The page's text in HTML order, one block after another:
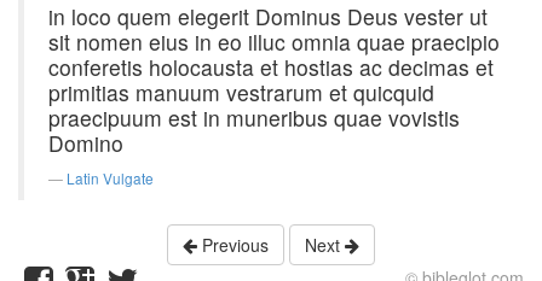
in loco quem elegerit Dominus Deus vester ut
sit nomen eius in eo illuc omnia quae praecipio
conferetis holocausta et hostias ac decimas et
primitias manuum vestrarum et quicquid
praecipuum est in muneribus quae vovistis
Domino
Latin Vulgate
Previous
Next